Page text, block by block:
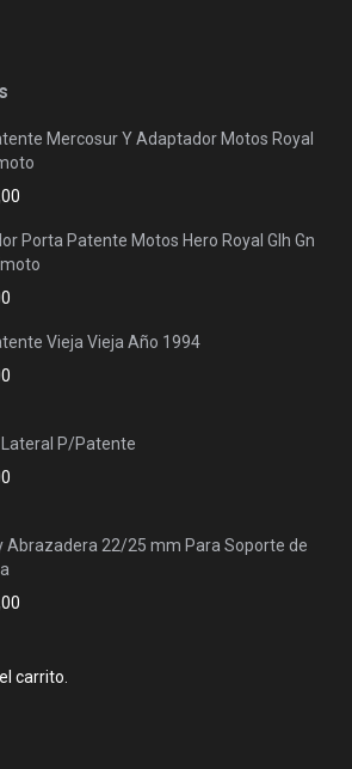
Mercosur Y Adaptador Motos Royal
Porta Patente Motos Hero Royal Glh Gn
Vieja Vieja Año 1994
P/Patente
Abrazadera 22/25 mm Para Soporte de
carrito.